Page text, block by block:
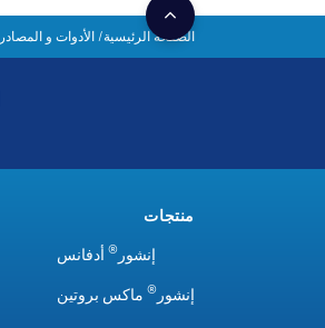
الصفحة الرئيسية الأدوات و المصادر
منتجات
إنشور ® أدفانس
إنشور ® ماكس بروتين